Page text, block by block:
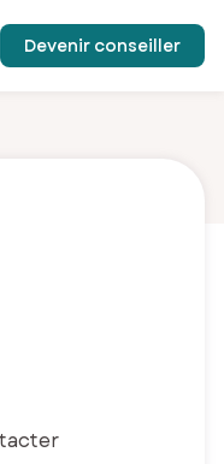
Devenir conseiller